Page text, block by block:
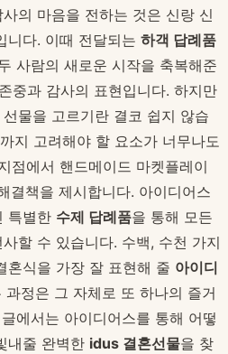
의 마음을 전하는 것은 신랑 신
니다. 이때 전달되는 하객 답례품
사람의 새로운 시작을 축복해준
중과 감사의 표현입니다. 하지만
물을 고르기란 결코 쉽지 않습
지 고려해야 할 요소가 너무나도
점에서 핸드메이드 마켓플레이
결책을 제시합니다. 아이디어스
특별한 수제 답례품을 통해 모든
할 수 있습니다. 수백, 수천 가지
혼식을 가장 잘 표현해 줄 아이디
과정은 그 자체로 또 하나의 즐거
에서는 아이디어스를 통해 어떻
내줄 완벽한 idus 결혼선물을 찾